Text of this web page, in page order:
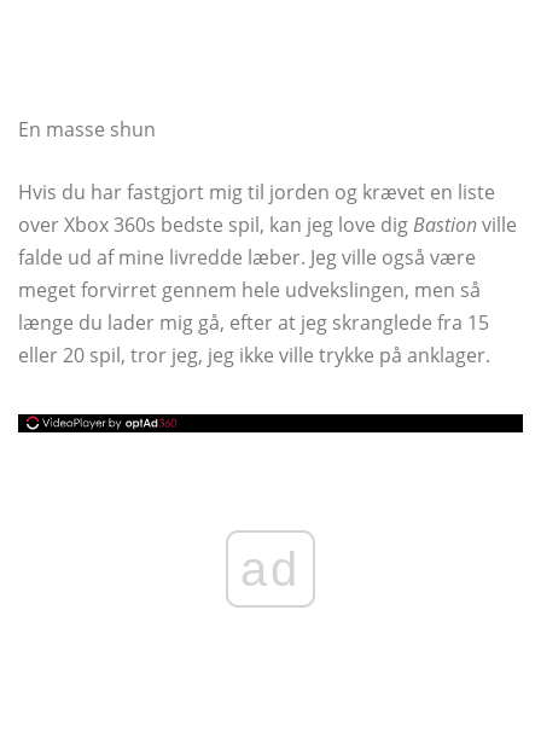
En masse shun
Hvis du har fastgjort mig til jorden og krævet en liste
over Xbox 360s bedste spil, kan jeg love digBastionville
falde ud af mine livredde læber. Jeg ville også være
meget forvirret gennem hele udvekslingen, men så
længe du lader mig gå, efter at jeg skranglede fra 15
eller 20 spil, tror jeg, jeg ikke ville trykke på anklager.
ad